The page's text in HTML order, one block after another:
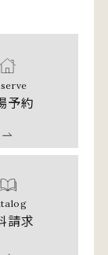
予約
請求